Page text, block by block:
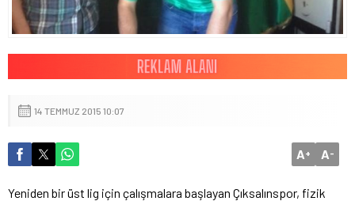
14 TEMMUZ 2015 10:07
A+ A-
Yeniden bir üst lig için çalışmalara başlayan Çıksalınspor, fizik